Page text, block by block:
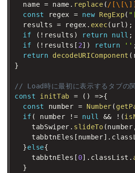
  name
= name . replace (/
const
regex = new RegExp(
  results
= regex . exec( url) ;
if
( ! results ) return null ;
if
( ! results [ 2] ) return ''
return
decodeURIComponent (
}
// Load時に最初に表示するタブ
const
initTab = ( ) =>{
const
number = Number (
if ( number != null && ! (
    tabSwiper
. slideTo (number
    tabbtnEles
[ number] .
}else{
    tabbtnEles
[ 0] . classList .
}